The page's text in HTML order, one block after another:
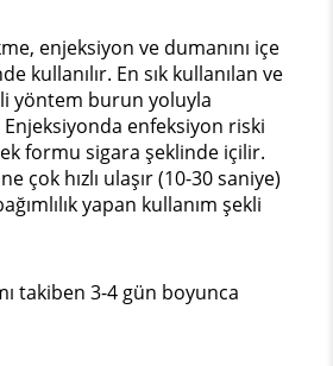
enjeksiyon ve dumanını içe
kullanılır. En sık kullanılan ve
yöntem burun yoluyla
Enjeksiyonda enfeksiyon riski
formu sigara şeklinde içilir.
çok hızlı ulaşır (10-30 saniye)
yapan kullanım şekli
takiben 3-4 gün boyunca